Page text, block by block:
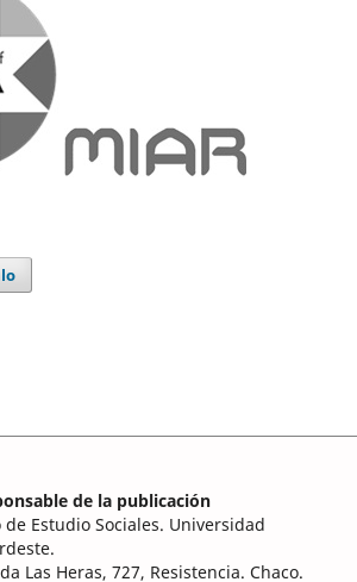
de la publicación
Estudio Sociales. Universidad
Las Heras, 727, Resistencia. Chaco.